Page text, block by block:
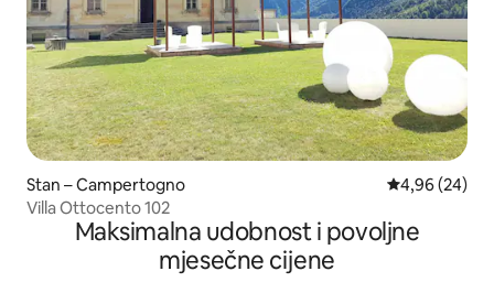
Stan – Campertogno Prosječna
4,96 (24)
Villa Ottocento 102
Maksimalna udobnost i povoljne
mjesečne cijene